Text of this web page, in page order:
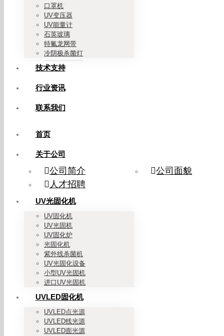
口罩机
UV变压器
UV能量计
石英玻璃
特氟龙网带
冷阴极杀菌灯
技术支持
行业资讯
联系我们
首页
关于公司
公司简介
公司面貌
人才招聘
UV光固化机
UV固化机
UV光固机
UV固化炉
光固化机
紫外线杀菌机
UV光固化设备
小型UV光固机
进口UV光固机
UVLED固化机
UVLED点光源
UVLED线光源
UVLED面光源